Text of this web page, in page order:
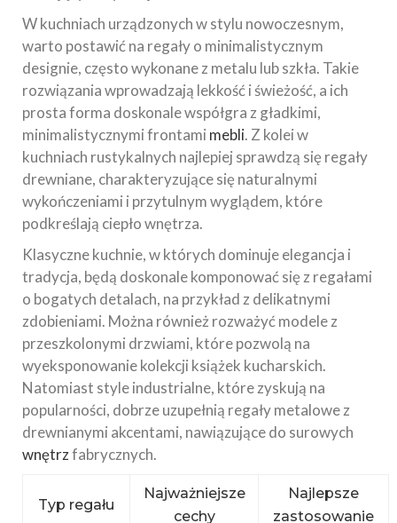
W kuchniach urządzonych w stylu nowoczesnym,
warto postawić na regały o minimalistycznym
designie, często wykonane z metalu lub szkła. Takie
rozwiązania wprowadzają lekkość i świeżość, a ich
prosta forma doskonale współgra z gładkimi,
minimalistycznymi frontami mebli. Z kolei w
kuchniach rustykalnych najlepiej sprawdzą się regały
drewniane, charakteryzujące się naturalnymi
wykończeniami i przytulnym wyglądem, które
podkreślają ciepło wnętrza.
Klasyczne kuchnie, w których dominuje elegancja i
tradycja, będą doskonale komponować się z regałami
o bogatych detalach, na przykład z delikatnymi
zdobieniami. Można również rozważyć modele z
przeszkolonymi drzwiami, które pozwolą na
wyeksponowanie kolekcji książek kucharskich.
Natomiast style industrialne, które zyskują na
popularności, dobrze uzupełnią regały metalowe z
drewnianymi akcentami, nawiązujące do surowych
wnętrzfabrycznych.
Typ regału
Najważniejsze
cechy
Najlepsze
zastosowanie